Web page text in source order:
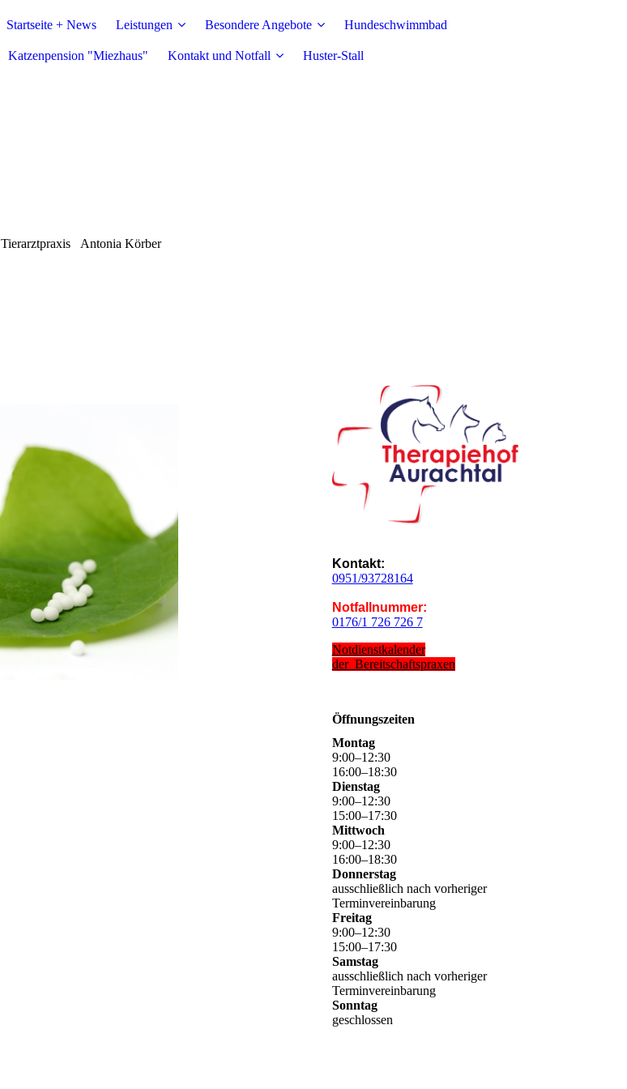
Startseite + News Leistungen Besondere Angebote Hundeschwimmbad
Katzenpension "Miezhaus" Kontakt und Notfall Huster-Stall
Tierarztpraxis Antonia Körber ­
Kontakt:
0951/93728164
Notfallnummer:
0176/1 726 726 7
Notdienstkalender
der Bereitschaftspraxen
Öffnungs­zeiten
Montag
9:00–12:30
16:00–18:30
Dienstag
9:00–12:30
15:00–17:30
Mittwoch
9:00–12:30
16:00–18:30
Donnerstag
ausschließlich nach vorheriger
Terminvereinbarung
Freitag
9:00–12:30
15:00–17:30
Samstag
ausschließlich nach vorheriger
Terminvereinbarung
Sonntag
geschlossen